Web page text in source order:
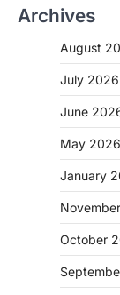
Archives
August
July 2026
June
May 2026
January
October